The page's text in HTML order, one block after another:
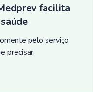
facilita
pelo serviço
precisar.